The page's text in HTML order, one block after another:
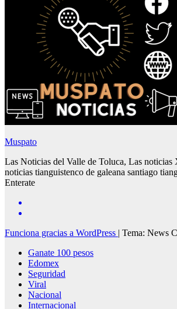
Muspato
Las Noticias del Valle de Toluca, Las noticias
noticias tianguistenco de galeana santiago
Enterate
Funciona gracias a WordPress | Tema: News
Ganate 100 pesos
Edomex
Seguridad
Viral
Nacional
Internacional